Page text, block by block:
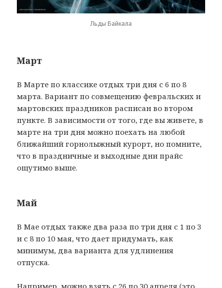
Льды Байкала
Март
В Марте по классике отдых три дня с 6 по 8
марта. Вариант по совмещению февральских и
мартовских праздников расписан во втором
пункте. В зависимости от того, где вы живете, в
марте на три дня можно поехать на любой
ближайший горнолыжный курорт, но помните,
что в праздничные и выходные дни прайс
ощутимо выше.
Май
В Мае отдых также два раза по три дня с 1 по 3
и с 8 по 10 мая, что дает придумать, как
минимум, два варианта для удлинения
отпуска.
Например, можно взять с 26 по 30 апреля (это